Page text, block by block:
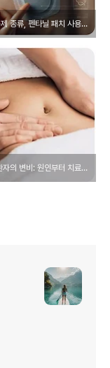
마약성 진통제 종류, 펜타닐 패치 사용 방법
장기 입원 환자의 변비: 원인부터 치료까지 총정리